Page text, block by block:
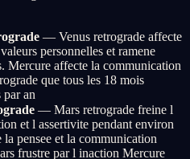
— Venus retrograde affecte
personnelles et ramene
Mercure affecte la communication
que tous les 18 mois
an
— Mars retrograde freine l
et l assertivite pendant environ
pensee et la communication
frustre par l inaction Mercure